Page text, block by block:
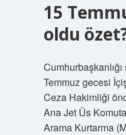
15
oldu
Temmuz gecesi
Ceza Hakimliği
Ana Jet Üs
Arama Kurtarma